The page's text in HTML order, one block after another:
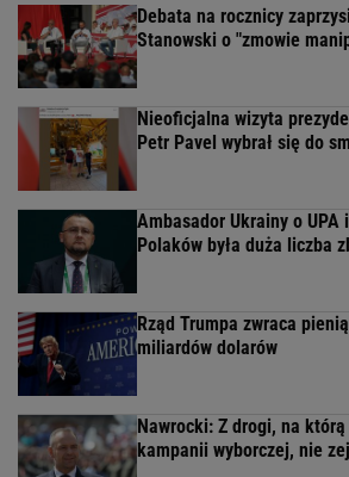
Debata na rocznicy
Stanowski o "zmowie
Nieoficjalna wizyta
Petr Pavel wybrał się do
Ambasador Ukrainy o UPA
Polaków była duża liczba
Rząd Trumpa zwraca
miliardów dolarów
Nawrocki: Z drogi, na którą
kampanii wyborczej, nie